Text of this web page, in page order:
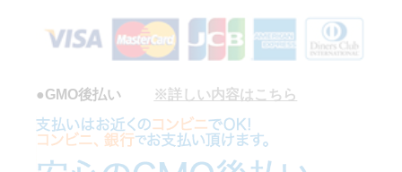
●GMO後払い ※詳しい内容はこちら